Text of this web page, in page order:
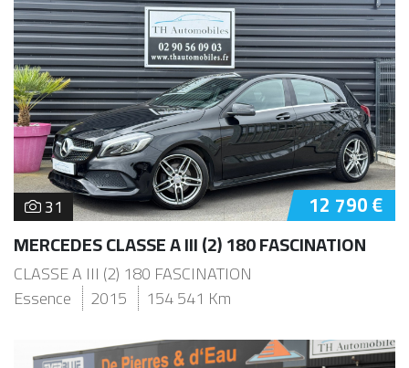
31 12 790 €
MERCEDES CLASSE A III (2) 180 FASCINATION
CLASSE A III (2) 180 FASCINATION
Essence
2015 154 541 Km